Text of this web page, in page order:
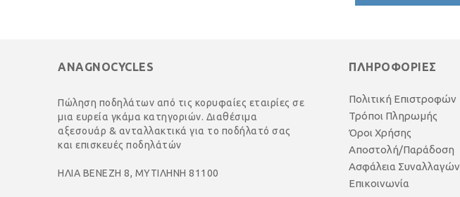
ANAGNOCYCLES
Πώληση ποδηλάτων από τις κορυφαίες εταιρίες σε
μια ευρεία γκάμα κατηγοριών. Διαθέσιμα
αξεσουάρ & ανταλλακτικά για το ποδήλατό σας
και επισκευές ποδηλάτών
ΗΛΙΑ ΒΕΝΕΖΗ 8, ΜΥΤΙΛΗΝΗ 81100
ΠΛΗΡΟΦΟΡΙΕΣ
Πολιτική Επιστροφών
Τρόποι Πληρωμής
Όροι Χρήσης
Αποστολή/Παράδοση
Ασφάλεια Συναλλαγών
Επικοινωνία